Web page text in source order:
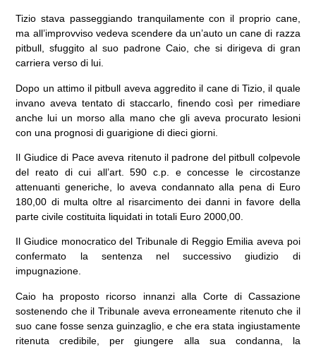
Tizio stava passeggiando tranquilamente con il proprio cane,
ma all’improvviso vedeva scendere da un’auto un cane di razza
pitbull, sfuggito al suo padrone Caio, che si dirigeva di gran
carriera verso di lui.
Dopo un attimo il pitbull aveva aggredito il cane di Tizio, il quale
invano aveva tentato di staccarlo, finendo così per rimediare
anche lui un morso alla mano che gli aveva procurato lesioni
con una prognosi di guarigione di dieci giorni.
Il Giudice di Pace aveva ritenuto il padrone del pitbull colpevole
del reato di cui all’art. 590 c.p. e concesse le circostanze
attenuanti generiche, lo aveva condannato alla pena di Euro
180,00 di multa oltre al risarcimento dei danni in favore della
parte civile costituita liquidati in totali Euro 2000,00.
Il Giudice monocratico del Tribunale di Reggio Emilia aveva poi
confermato la sentenza nel successivo giudizio di
impugnazione.
Caio ha proposto ricorso innanzi alla Corte di Cassazione
sostenendo che il Tribunale aveva erroneamente ritenuto che il
suo cane fosse senza guinzaglio, e che era stata ingiustamente
ritenuta credibile, per giungere alla sua condanna, la